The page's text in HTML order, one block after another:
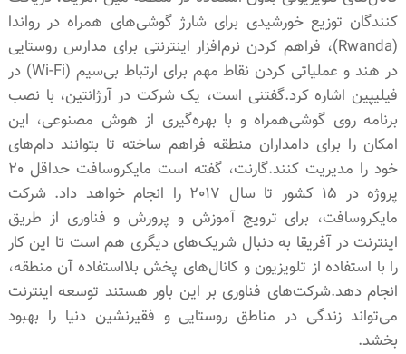
کنندگان توزیع خورشیدی برای شارژ گوشی‌های همراه در رواندا
(Rwanda)، فراهم کردن نرم‌افزار اینترنتی برای مدارس روستایی
در هند و عملیاتی‌ کردن نقاط مهم برای ارتباط بی‌سیم (Wi-Fi) در
فیلیپین اشاره کرد.گفتنی است، یک شرکت در آرژانتین، با نصب
برنامه روی گوشی‌همراه و با بهره‌‌گیری از هوش مصنوعی، این
امکان را برای دامداران منطقه فراهم ساخته تا بتوانند دام‌های
خود را مدیریت کنند.گارنت، گفته است مایکروسافت حداقل ٢٠
پروژه در ١۵ کشور تا سال ٢٠١٧ را انجام خواهد داد. شرکت
مایکروسافت، برای ترویج آموزش و پرورش و فناوری از طریق
اینترنت در آفریقا به دنبال شریک‌های دیگری هم است تا این کار
را با استفاده از تلویزیون و کانال‌های پخش بلااستفاده آن منطقه،
انجام دهد.شرکت‌های فناوری بر این باور هستند توسعه اینترنت
می‌تواند زندگی در مناطق روستایی و فقیرنشین دنیا را بهبود
بخشد.